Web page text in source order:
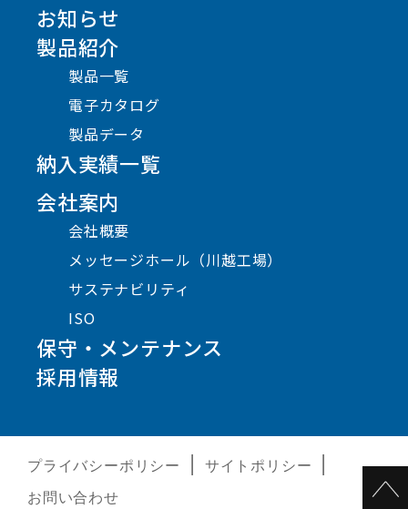
お知らせ
製品紹介
製品一覧
電子カタログ
製品データ
納入実績一覧
会社案内
会社概要
メッセージホール（川越工場）
サステナビリティ
ISO
保守・メンテナンス
採用情報
プライバシーポリシー
サイトポリシー
お問い合わせ